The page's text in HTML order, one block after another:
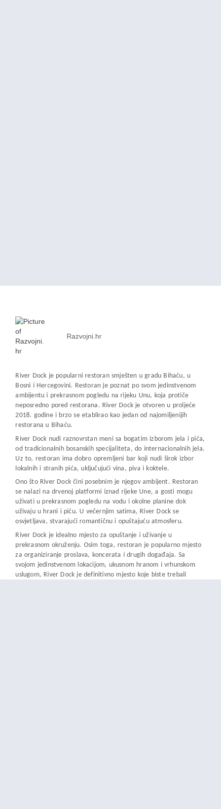
Razvojni.hr
River Dock je popularni restoran smješten u gradu Bihaću, u
Bosni i Hercegovini. Restoran je poznat po svom jedinstvenom
ambijentu i prekrasnom pogledu na rijeku Unu, koja protiče
neposredno pored restorana. River Dock je otvoren u proljeće
2018. godine i brzo se etablirao kao jedan od najomiljenijih
restorana u Bihaću.
River Dock nudi raznovrstan meni sa bogatim izborom jela i pića,
od tradicionalnih bosanskih specijaliteta, do internacionalnih jela.
Uz to, restoran ima dobro opremljeni bar koji nudi širok izbor
lokalnih i stranih pića, uključujući vina, piva i koktele.
Ono što River Dock čini posebnim je njegov ambijent. Restoran
se nalazi na drvenoj platformi iznad rijeke Une, a gosti mogu
uživati u prekrasnom pogledu na vodu i okolne planine dok
uživaju u hrani i piću. U večernjim satima, River Dock se
osvjetljava, stvarajući romantičnu i opuštajuću atmosferu.
River Dock je idealno mjesto za opuštanje i uživanje u
prekrasnom okruženju. Osim toga, restoran je popularno mjesto
za organiziranje proslava, koncerata i drugih događaja. Sa
svojom jedinstvenom lokacijom, ukusnom hranom i vrhunskom
uslugom, River Dock je definitivno mjesto koje biste trebali